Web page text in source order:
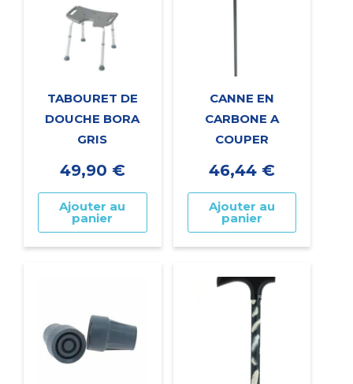
TABOURET DE
DOUCHE BORA
GRIS
49,90 €
Ajouter au
panier
CANNE EN
CARBONE A
COUPER
46,44 €
Ajouter au
panier